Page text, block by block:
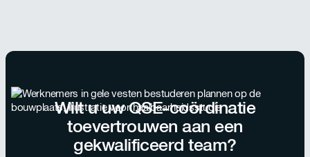
Wilt u uw QSE-coördinatie
toevertrouwen aan een
gekwalificeerd team?